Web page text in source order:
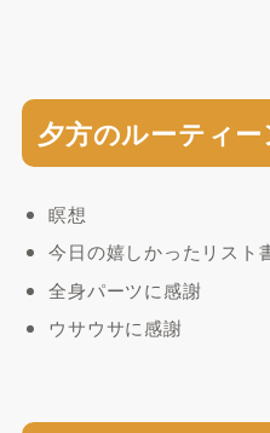
夕方のルーティー
瞑想
今日の嬉しかったリスト
全身パーツに感謝
ウサウサに感謝